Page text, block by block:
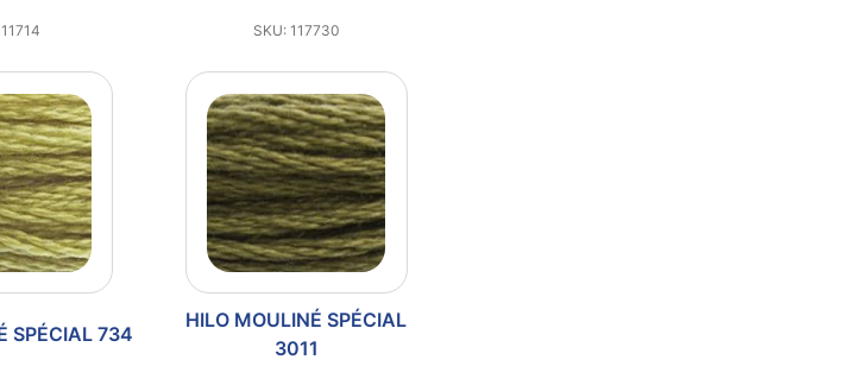
SKU: 117730
SPÉCIAL 734
HILO MOULINÉ SPÉCIAL
3011